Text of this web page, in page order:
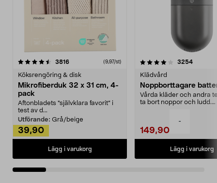
-
3816recensioner (9,97/st)
Köksrengöring & disk
Mikrofiberduk 32 x 31 cm, 4-
pack
Aftonbladets "självklara favorit” i
test av d...
Utförande: Grå/beige
39,90
Lägg i varukorg
4.0av 5 stjärnor 3254
Klädvård
Noppborttagare
Vårda kläder och andra
ta bort noppor och ludd.
149,90
Lägg i varukorg
4.5av 5 stjärnor